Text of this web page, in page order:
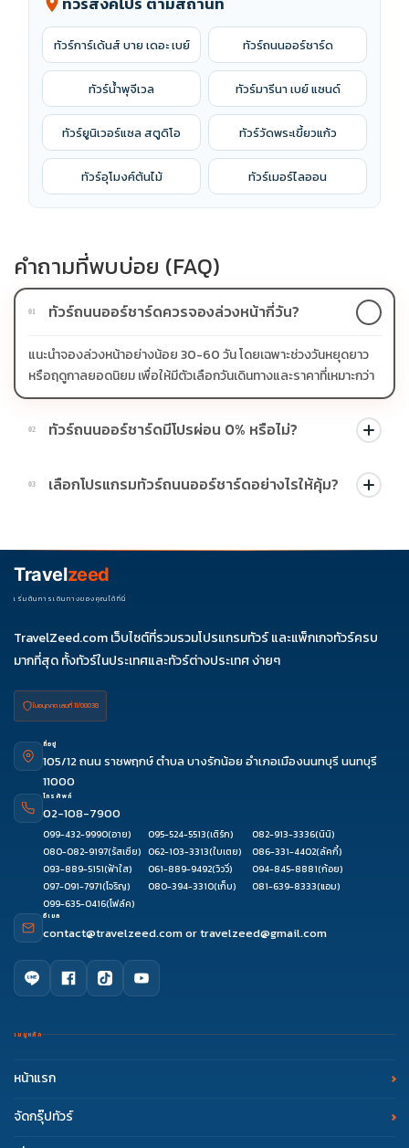
ทัวร์การ์เด้นส์ บาย เดอะ เบย์ ทัวร์ถนนออร์ชาร์ด
ทัวร์น้ำพุจีเวล ทัวร์มารีนา เบย์ แซนด์
ทัวร์ยูนิเวอร์แซล สตูดิโอ ทัวร์วัดพระเขี้ยวแก้ว
ทัวร์อุโมงค์ต้นไม้ ทัวร์เมอร์ไลออน
คำถามที่พบบ่อย (FAQ)
01 ทัวร์ถนนออร์ชาร์ดควรจองล่วงหน้ากี่วัน?
แนะนำจองล่วงหน้าอย่างน้อย 30-60 วัน โดยเฉพาะช่วงวันหยุดยาว
หรือฤดูกาลยอดนิยม เพื่อให้มีตัวเลือกวันเดินทางและราคาที่เหมาะกว่า
02 ทัวร์ถนนออร์ชาร์ดมีโปรผ่อน 0% หรือไม่?
บางโปรแกรมมีโปรผ่อน 0% หรือโปรโมชั่นบัตรเครดิตตามเงื่อนไขที่
บริษัทกำหนด สามารถดูสัญลักษณ์โปรโมชั่นในรายการทัวร์แต่ละ
03 เลือกโปรแกรมทัวร์ถนนออร์ชาร์ดอย่างไรให้คุ้ม?
ช่วงราคา ไม่ควรเทียบจากราคาต่ำสุดเพียงอย่างเดียว
Travelzeed
เริ่มต้นการเดินทางของคุณได้ที่นี่
TravelZeed.com เว็บไซต์ที่รวมรวมโปรแกรมทัวร์ และแพ็กเกจทัวร์ครบ
มากที่สุด ทั้งทัวร์ในประเทศและทัวร์ต่างประเทศ ง่ายๆ
ใบอนุญาต เลขที่ 11/08038
ที่อยู่
105/12 ถนน ราชพฤกษ์ ตำบล บางรักน้อย อำเภอเมืองนนทบุรี นนทบุรี
11000
โทรศัพท์
02-108-7900
099-432-9990(อาย) 095-524-5513(เติร์ก) 082-913-3336(นินิ)
080-082-9197(รัสเซีย) 062-103-3313(ใบเตย) 086-331-4402(ลัคกี้)
093-889-5151(ฟ้าใส) 061-889-9492(วิววี่) 094-845-8881(ก้อย)
097-091-7971(โจริญ) 080-394-3310(เก็บ) 081-639-8333(แอม)
099-635-0416(โฟล์ค)
อีเมล
contact@travelzeed.comortravelzeed@gmail.com
เมนูหลัก
หน้าแรก
จัดกรุ๊ปทัวร์